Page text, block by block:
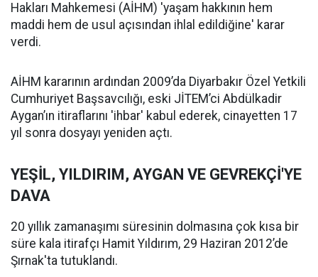
Hakları Mahkemesi (AİHM) 'yaşam hakkının hem
maddi hem de usul açısından ihlal edildiğine' karar
verdi.
AİHM kararının ardından 2009’da Diyarbakır Özel Yetkili
Cumhuriyet Başsavcılığı, eski JİTEM’ci Abdülkadir
Aygan’ın itiraflarını 'ihbar' kabul ederek, cinayetten 17
yıl sonra dosyayı yeniden açtı.
YEŞİL, YILDIRIM, AYGAN VE GEVREKÇİ'YE
DAVA
20 yıllık zamanaşımı süresinin dolmasına çok kısa bir
süre kala itirafçı Hamit Yıldırım, 29 Haziran 2012’de
Şırnak'ta tutuklandı.